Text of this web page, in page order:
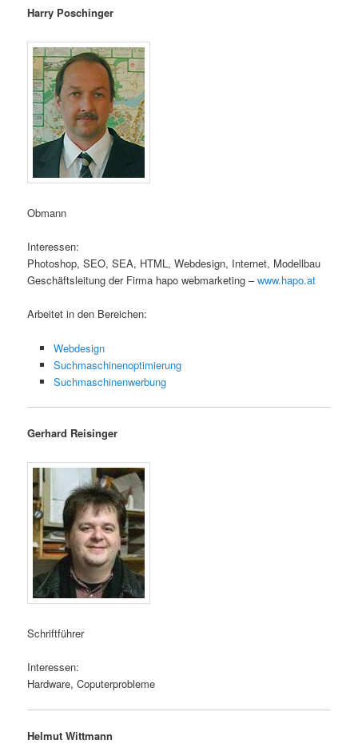
Harry Poschinger
Obmann
Interessen:
Photoshop, SEO, SEA, HTML, Webdesign, Internet, Modellbau
Geschäftsleitung der Firma hapo webmarketing –www.hapo.at
Arbeitet in den Bereichen:
Webdesign
Suchmaschinenoptimierung
Suchmaschinenwerbung
Gerhard Reisinger
Schriftführer
Interessen:
Hardware, Coputerprobleme
Helmut Wittmann